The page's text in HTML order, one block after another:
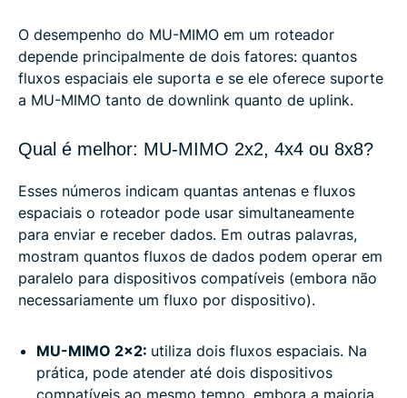
O desempenho do MU-MIMO em um roteador
depende principalmente de dois fatores: quantos
fluxos espaciais ele suporta e se ele oferece suporte
a MU-MIMO tanto de downlink quanto de uplink.
Qual é melhor: MU-MIMO 2x2, 4x4 ou 8x8?
Esses números indicam quantas antenas e fluxos
espaciais o roteador pode usar simultaneamente
para enviar e receber dados. Em outras palavras,
mostram quantos fluxos de dados podem operar em
paralelo para dispositivos compatíveis (embora não
necessariamente um fluxo por dispositivo).
MU-MIMO 2x2: utiliza dois fluxos espaciais. Na
prática, pode atender até dois dispositivos
compatíveis ao mesmo tempo, embora a maioria